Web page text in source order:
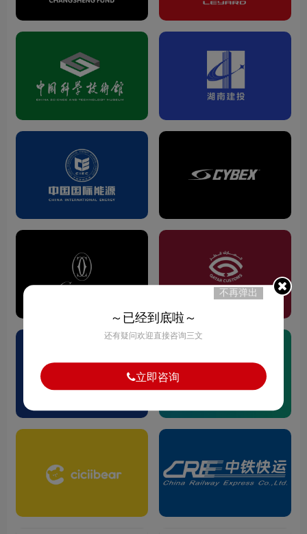
不再弹出
～已经到底啦～
还有疑问欢迎直接咨询三文
立即咨询